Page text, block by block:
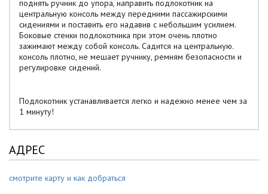
поднять ручник до упора, направить подлокотник на
центральную консоль между передними пассажирскими
сидениями и поставить его надавив с небольшим усилием.
Боковые стенки подлокотника при этом очень плотно
зажимают между собой консоль. Садится на центральную.
консоль плотно, не мешает ручнику, ремням безопасности и
регулировке сидений.
Подлокотник устанавливается легко и надежно менее чем за
1 минуту!
АДРЕС
смотрите карту и как добраться